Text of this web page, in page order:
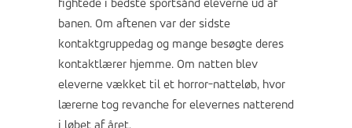
fightede i bedste sportsånd eleverne ud af
banen. Om aftenen var der sidste
kontaktgruppedag og mange besøgte deres
kontaktlærer hjemme. Om natten blev
eleverne vækket til et horror-natteløb, hvor
lærerne tog revanche for elevernes natterend